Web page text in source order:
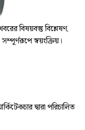
বিষয়বস্তু বিশ্লেষণ,
স্বয়ংক্রিয়।
দ্বারা পরিচালিত